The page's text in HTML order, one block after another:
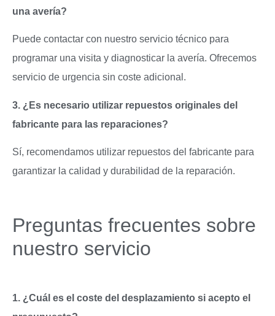
una avería?
Puede contactar con nuestro servicio técnico para
programar una visita y diagnosticar la avería. Ofrecemos
servicio de urgencia sin coste adicional.
3. ¿Es necesario utilizar repuestos originales del
fabricante para las reparaciones?
Sí, recomendamos utilizar repuestos del fabricante para
garantizar la calidad y durabilidad de la reparación.
Preguntas frecuentes sobre
nuestro servicio
1. ¿Cuál es el coste del desplazamiento si acepto el